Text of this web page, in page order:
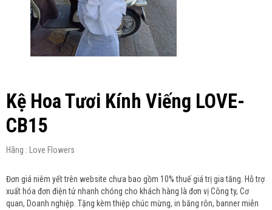
Kệ Hoa Tươi Kính Viếng LOVE-
CB15
Hãng : Love Flowers
Đơn giá niêm yết trên website chưa bao gồm 10% thuế giá trị gia tăng. Hỗ trợ
xuất hóa đơn điện tử nhanh chóng cho khách hàng là đơn vị Công ty, Cơ
quan, Doanh nghiệp. Tặng kèm thiệp chúc mừng, in băng rôn, banner miễn